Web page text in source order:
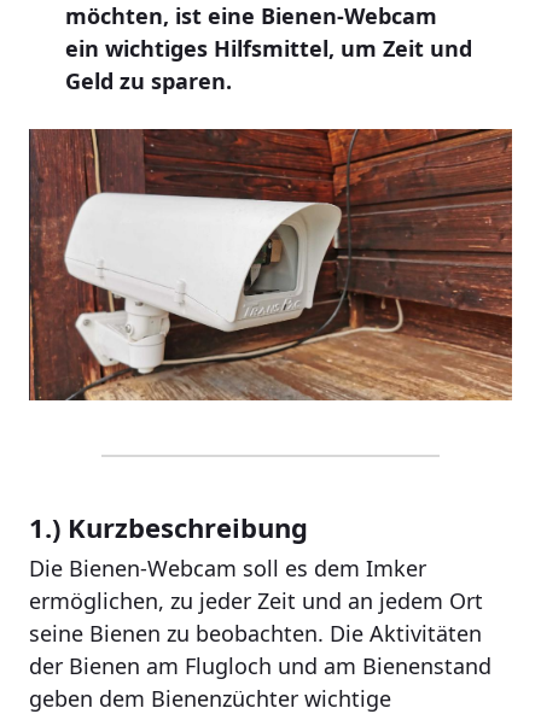
möchten, ist eine Bienen-Webcam
ein wichtiges Hilfsmittel, um Zeit und
Geld zu sparen.
1.) Kurzbeschreibung
Die Bienen-Webcam soll es dem Imker
ermöglichen, zu jeder Zeit und an jedem Ort
seine Bienen zu beobachten. Die Aktivitäten
der Bienen am Flugloch und am Bienenstand
geben dem Bienenzüchter wichtige